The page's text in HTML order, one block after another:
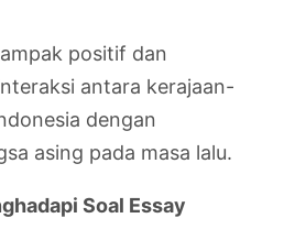
positif dan
antara kerajaan-
dengan
asing pada masa lalu.
Soal Essay